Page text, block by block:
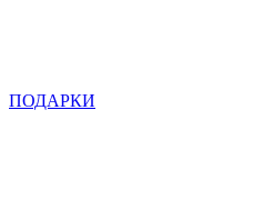
ПОДАРКИ